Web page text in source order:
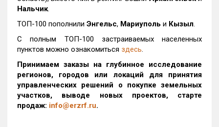
Нальчик.
ТОП-100 пополнили Энгельс, Мариуполь и Кызыл.
С полным ТОП-100 застраиваемых населенных
пунктов можно ознакомиться здесь.
Принимаем заказы на глубинное исследование
регионов, городов или локаций для принятия
управленческих решений о покупке земельных
участков, выводе новых проектов, старте
продаж: info@erzrf.ru.